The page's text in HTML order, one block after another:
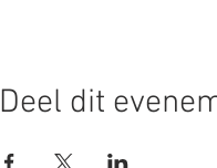
Deel dit